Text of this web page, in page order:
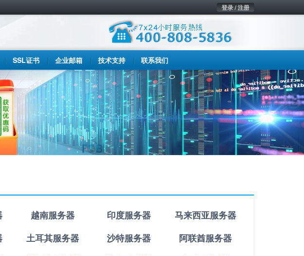
登录 / 注册
SSL证书 企业邮箱 技术支持 联系我们
越南服务器 印度服务器
马来西亚服务器
土耳其服务器 沙特服务器
阿联酋服务器